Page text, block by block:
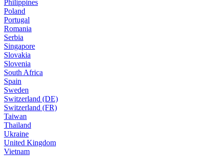
Philippines
Poland
Portugal
Romania
Serbia
Singapore
Slovakia
Slovenia
South Africa
Spain
Sweden
Switzerland (DE)
Switzerland (FR)
Taiwan
Thailand
Ukraine
United Kingdom
Vietnam